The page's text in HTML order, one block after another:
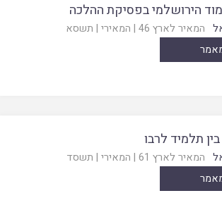
הירושלמי בפסיקת ההלכה
המאיר לארץ 46 | המאירי | תשסא
תלמיד לרבו
המאיר לארץ 61 | המאירי | תשסד